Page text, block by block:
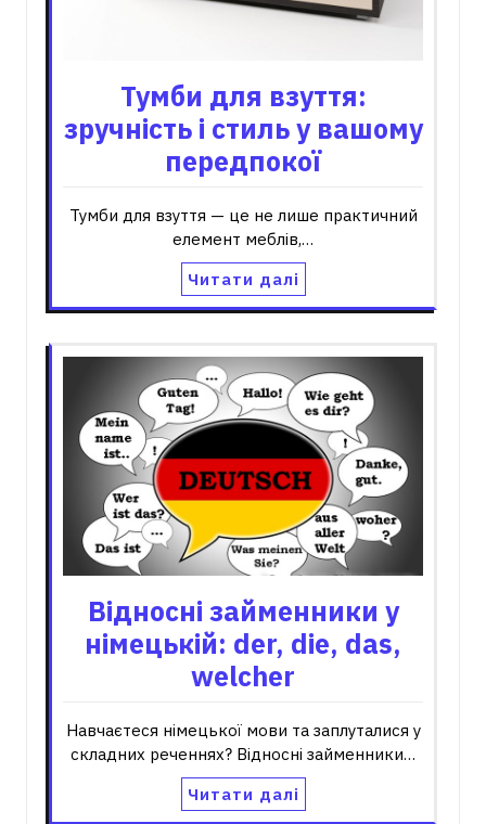
Тумби для взуття:
зручність і стиль у вашому
передпокої
Тумби для взуття — це не лише практичний
елемент меблів,…
Читати далі
Відносні займенники у
німецькій: der, die, das,
welcher
Навчаєтеся німецької мови та заплуталися у
складних реченнях? Відносні займенники…
Читати далі